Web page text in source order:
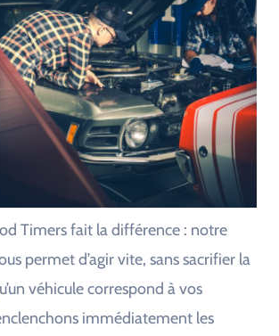
Timers fait la différence : notre
permet d’agir vite, sans sacrifier la
véhicule correspond à vos
immédiatement les